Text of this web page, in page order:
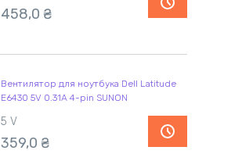
458,0 ₴
Вентилятор для ноутбука Dell Latitude
E6430 5V 0.31A 4-pin SUNON
5 V
359,0 ₴